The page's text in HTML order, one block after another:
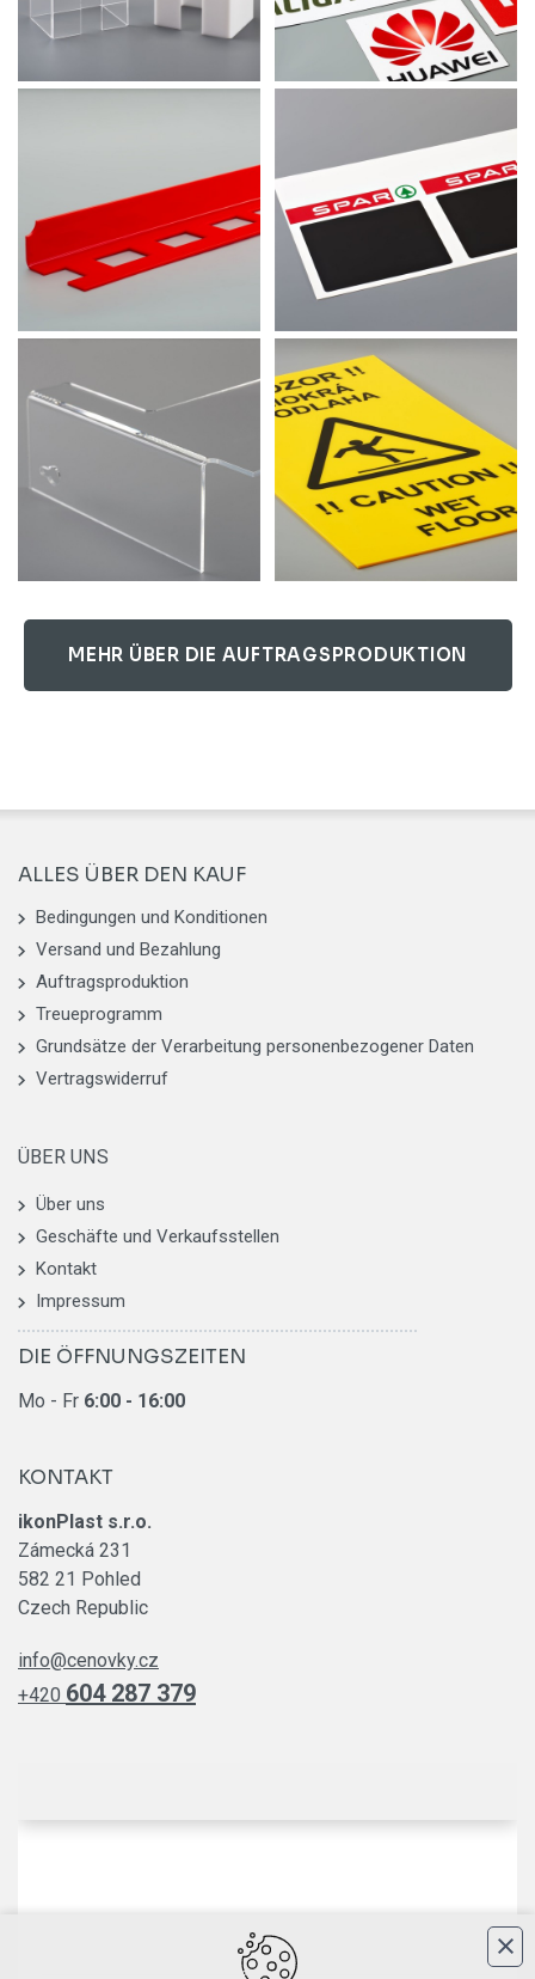
MEHR ÜBER DIE AUFTRAGSPRODUKTION
ALLES ÜBER DEN KAUF
Bedingungen und Konditionen
Versand und Bezahlung
Auftragsproduktion
Treueprogramm
Grundsätze der Verarbeitung personenbezogener Daten
Vertragswiderruf
ÜBER UNS
Über uns
Geschäfte und Verkaufsstellen
Kontakt
Impressum
DIE ÖFFNUNGSZEITEN
Mo - Fr 6:00 - 16:00
KONTAKT
ikonPlast s.r.o.
Zámecká 231
582 21 Pohled
Czech Republic
info@cenovky.cz
+420 604 287 379